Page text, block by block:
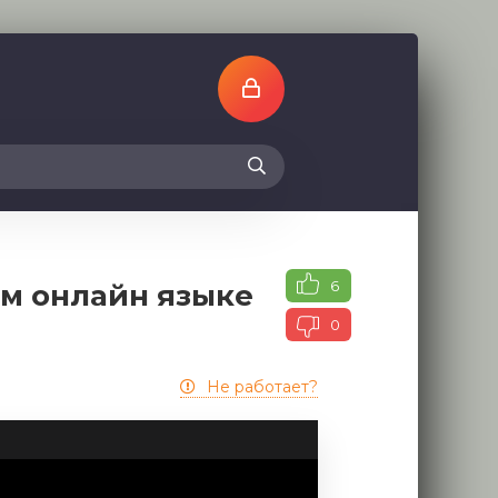
онлайн языке 6
0
Не работает?